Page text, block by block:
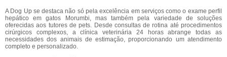
A Dog Up se destaca não só pela excelência em serviços como o exame perfil
hepático em gatos Morumbi, mas também pela variedade de soluções
oferecidas aos tutores de pets. Desde consultas de rotina até procedimentos
cirúrgicos complexos, a clínica veterinária 24 horas abrange todas as
necessidades dos animais de estimação, proporcionando um atendimento
completo e personalizado.